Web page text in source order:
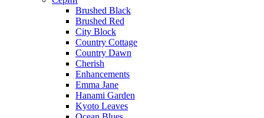
Brushed Black
Brushed Red
City Block
Country Cottage
Country Dawn
Cherish
Enhancements
Emma Jane
Hanami Garden
Kyoto Leaves